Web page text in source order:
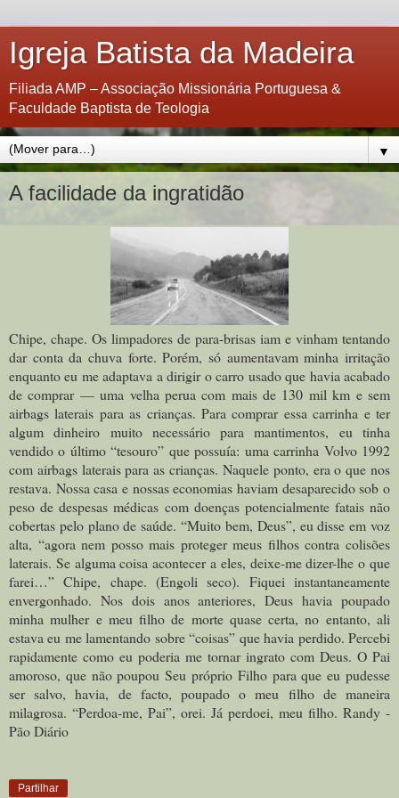
Igreja Batista da Madeira
Filiada AMP – Associação Missionária Portuguesa &
Faculdade Baptista de Teologia
▼
A facilidade da ingratidão
Chipe, chape. Os limpadores de para-brisas iam e vinham tentando
dar conta da chuva forte. Porém, só aumentavam minha irritação
enquanto eu me adaptava a dirigir o carro usado que havia acabado
de comprar — uma velha perua com mais de 130 mil km e sem
airbags laterais para as crianças. Para comprar essa carrinha e ter
algum dinheiro muito necessário para mantimentos, eu tinha
vendido o último “tesouro” que possuía: uma carrinha Volvo 1992
com airbags laterais para as crianças. Naquele ponto, era o que nos
restava. Nossa casa e nossas economias haviam desaparecido sob o
peso de despesas médicas com doenças potencialmente fatais não
cobertas pelo plano de saúde. “Muito bem, Deus”, eu disse em voz
alta, “agora nem posso mais proteger meus filhos contra colisões
laterais. Se alguma coisa acontecer a eles, deixe-me dizer-lhe o que
farei…” Chipe, chape. (Engoli seco). Fiquei instantaneamente
envergonhado. Nos dois anos anteriores, Deus havia poupado
minha mulher e meu filho de morte quase certa, no entanto, ali
estava eu me lamentando sobre “coisas” que havia perdido. Percebi
rapidamente como eu poderia me tornar ingrato com Deus. O Pai
amoroso, que não poupou Seu próprio Filho para que eu pudesse
ser salvo, havia, de facto, poupado o meu filho de maneira
milagrosa. “Perdoa-me, Pai”, orei. Já perdoei, meu filho. Randy -
Pão Diário
Partilhar